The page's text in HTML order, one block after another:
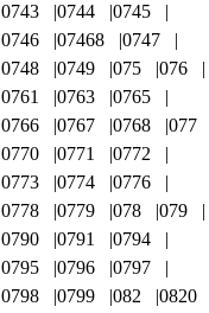
0743
0744
0745
0746
07468
0747
0748
0749 075
076
0761
0763
0765
0766
0767 0768
077
0770
0771
0772
0773
0774
0776
0778
0779 078
079
0790
0791
0794
0795
0796
0797
0798
0799 082
0820